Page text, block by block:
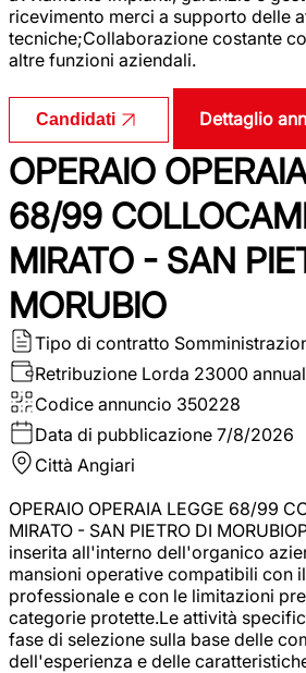
ricevimento merci a supporto delle
tecniche;Collaborazione costante
altre funzioni aziendali.
Candidati Dettaglio
OPERAIO
68/99
MIRATO - SAN
MORUBIO
Tipo di contratto
Retribuzione Lorda 23000
Codice annuncio 350228
Data di pubblicazione 7/8/2026
Città Angiari
OPERAIO OPERAIA LEGGE 68/99
MIRATO - SAN PIETRO DI
inserita all'interno dell'organico
mansioni operative compatibili con
professionale e con le limitazioni
categorie protette.Le attività
fase di selezione sulla base delle
dell'esperienza e delle